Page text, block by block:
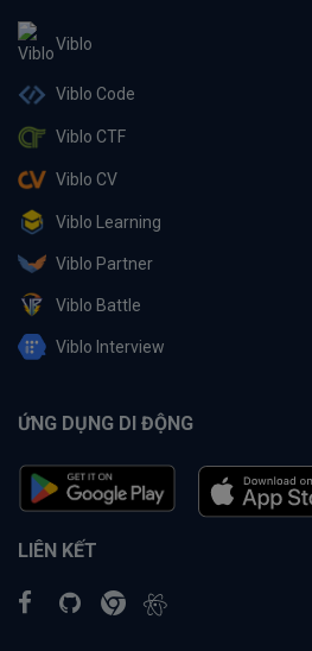
Viblo
Viblo Code
Viblo CTF
Viblo CV
Viblo Learning
Viblo Partner
Viblo Battle
Viblo Interview
ỨNG DỤNG DI ĐỘNG
LIÊN KẾT